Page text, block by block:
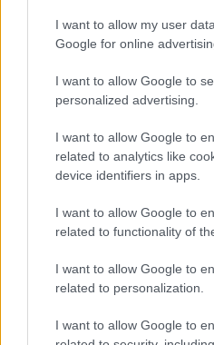
I want to allow my user
Google for online
I want to allow Google to
personalized advertising.
I want to allow Google to
related to analytics like
device identifiers in apps.
I want to allow Google to
related to functionality of
I want to allow Google to
related to personalization.
I want to allow Google to
Temné stránky chalúp:
10 najčastejších
vás môžu nepríjemne
prekvapiť
DOM